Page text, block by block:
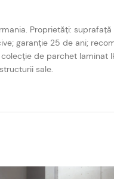
Proprietăți:
garanție 25 de ani;
de parchet
sale.